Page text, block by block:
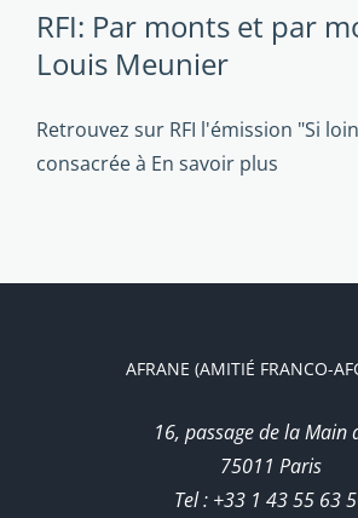
RFI: Par monts et par
Louis Meunier
Retrouvez sur RFI l'émission "Si
consacrée à En savoir plus
AFRANE (AMITIÉ FRANCO-
16, passage de la Main
75011 Paris
Tel : +33 1 43 55 63